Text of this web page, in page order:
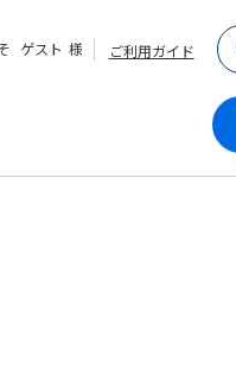
ゲスト 様 ご利用ガイド